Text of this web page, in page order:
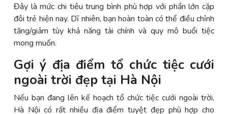
Đây là mức chi tiêu trung bình phù hợp với phần lớn cặp
đôi trẻ hiện nay. Dĩ nhiên, bạn hoàn toàn có thể điều chỉnh
tăng/giảm tùy khả năng tài chính và quy mô buổi tiệc
mong muốn.
Gợi ý địa điểm tổ chức tiệc cưới
ngoài trời đẹp tại Hà Nội
Nếu bạn đang lên kế hoạch tổ chức tiệc cưới ngoài trời,
Hà Nội có rất nhiều địa điểm tuyệt đẹp phù hợp cho